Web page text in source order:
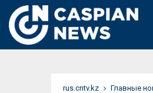
rus.cntv.kz Главные